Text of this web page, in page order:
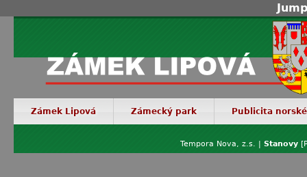
Zámek Lipová Zámecký park Publicita
Tempora Nova, z.s. | Stanovy